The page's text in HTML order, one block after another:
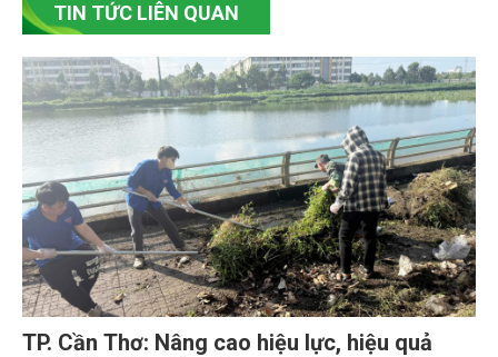
TIN TỨC LIÊN QUAN
TP. Cần Thơ: Nâng cao hiệu lực, hiệu quả